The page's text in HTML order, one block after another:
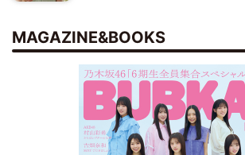
MAGAZINE&BOOKS